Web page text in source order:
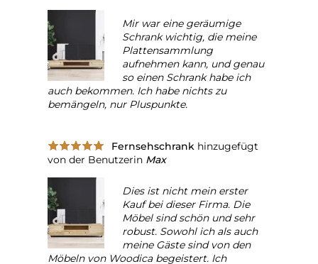
Mir war eine geräumige
Schrank wichtig, die meine
Plattensammlung
aufnehmen kann, und genau
so einen Schrank habe ich
auch bekommen. Ich habe nichts zu
bemängeln, nur Pluspunkte.
Fernsehschrankhinzugefügt
von der Benutzerin Max
Dies ist nicht mein erster
Kauf bei dieser Firma. Die
Möbel sind schön und sehr
robust. Sowohl ich als auch
meine Gäste sind von den
Möbeln von Woodica begeistert. Ich